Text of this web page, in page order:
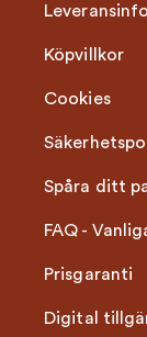
Köpvillkor
Cookies
Spåra ditt
FAQ -
Prisgaranti
Digital